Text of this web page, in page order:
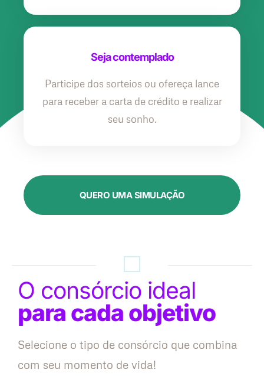
Seja contemplado
Participe dos sorteios ou ofereça lance
para receber a carta de crédito e realizar
seu sonho.
QUERO UMA SIMULAÇÃO
O consórcio ideal
para cada objetivo
Selecione o tipo de consórcio que combina
com seu momento de vida!